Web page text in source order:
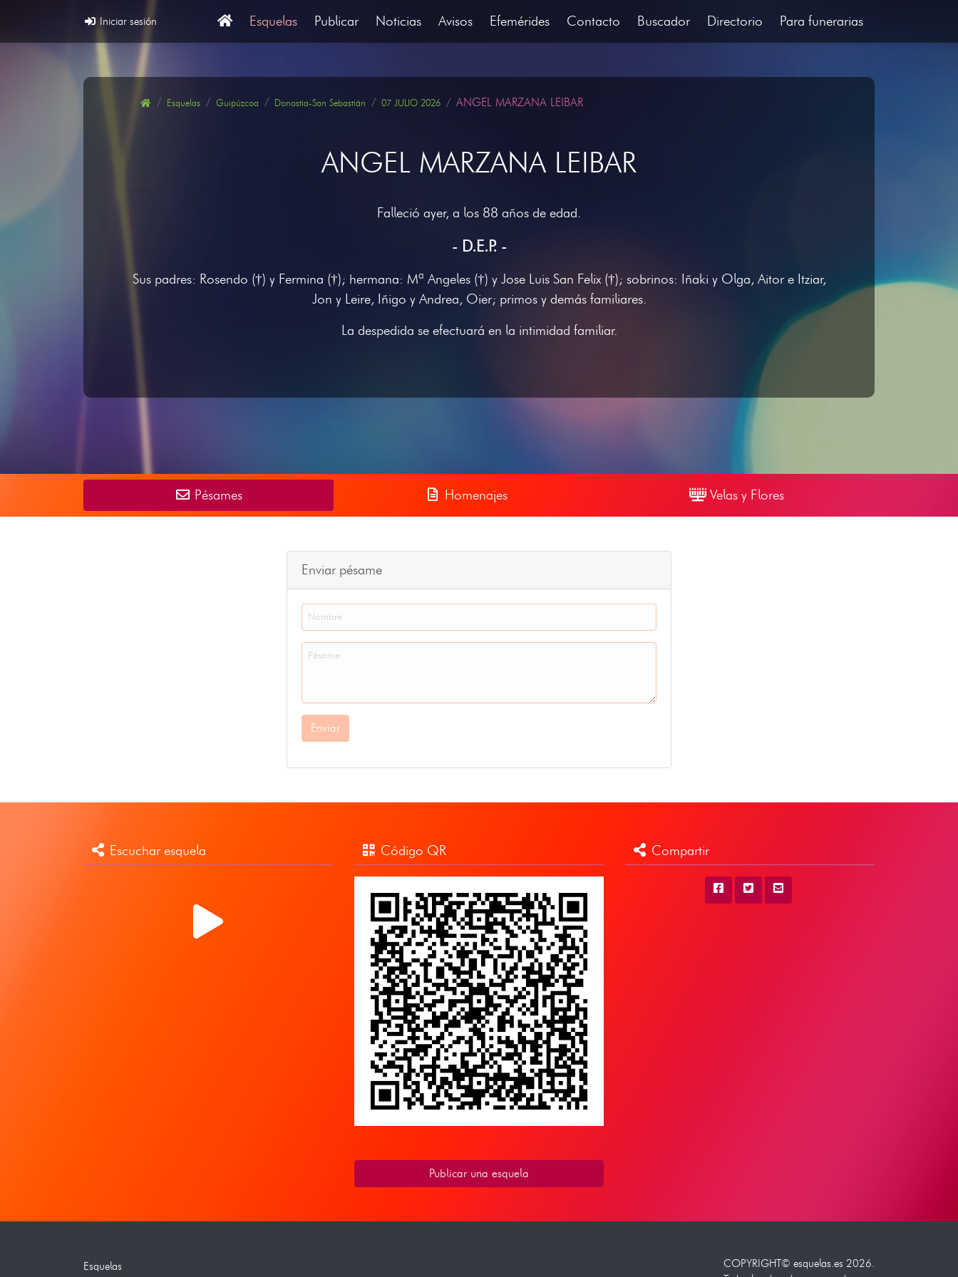
Iniciar sesión Esquelas Publicar Noticias Avisos Efemérides Contacto Buscador Directorio Para funerarias
Esquelas Guipúzcoa Donostia-San Sebastián 07 JULIO 2026 ANGEL MARZANA LEIBAR
ANGEL MARZANA LEIBAR
Falleció ayer, a los 88 años de edad.
- D.E.P. -
Sus padres: Rosendo (†) y Fermina (†); hermana: Mª Angeles (†) y Jose Luis San Felix (†); sobrinos: Iñaki y Olga, Aitor e Itziar,
Jon y Leire, Iñigo y Andrea, Oier; primos y demás familiares.
La despedida se efectuará en la intimidad familiar.
Pésames Homenajes Velas y Flores
Enviar pésame
Enviar
Escuchar esquela Código QR Compartir
Publicar una esquela
Esquelas COPYRIGHT© esquelas.es 2026.